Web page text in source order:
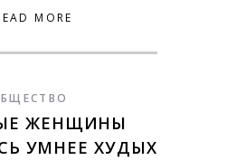
MORE
ЖЕНЩИНЫ
УМНЕЕ ХУДЫХ